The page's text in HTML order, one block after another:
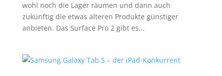
wohl noch die Lager räumen und dann auch
zukünftig die etwas älteren Produkte günstiger
anbieten. Das Surface Pro 2 gibt es...